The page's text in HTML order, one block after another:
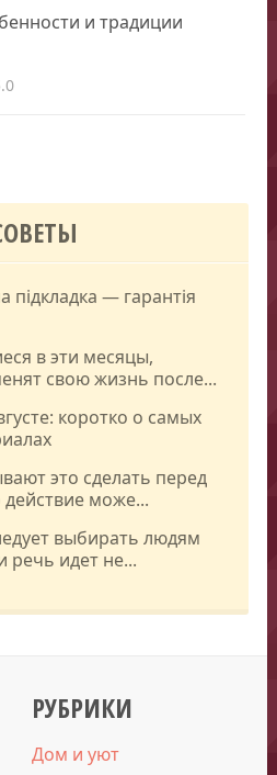
и традиции
підкладка — гарантія
в эти месяцы,
свою жизнь после...
коротко о самых
это сделать перед
може...
выбирать людям
речь идет не...
РУБРИКИ
Дом и уют